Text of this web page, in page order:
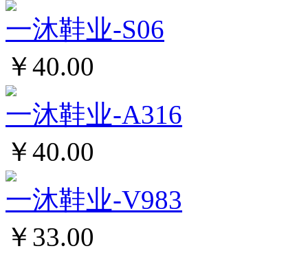
一沐鞋业-S06
￥40.00
一沐鞋业-A316
￥40.00
一沐鞋业-V983
￥33.00